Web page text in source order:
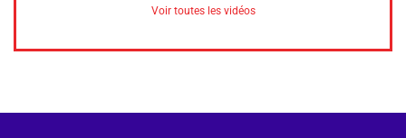
Voir toutes les vidéos